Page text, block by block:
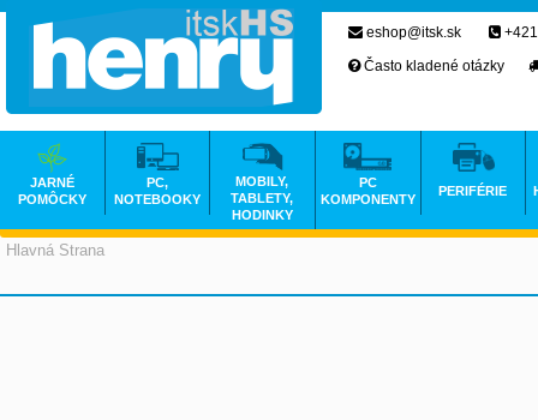
Hlavná Strana
eshop@itsk.sk
Často kladené otázky
JARNÉ
POMÔCKY
PC,
NOTEBOOKY
MOBILY,
TABLETY,
HODINKY
PC
KOMPONENTY
PERIFÉRIE